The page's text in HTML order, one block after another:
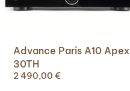
Advance Paris A10 Apex
30TH
2 490,00 €